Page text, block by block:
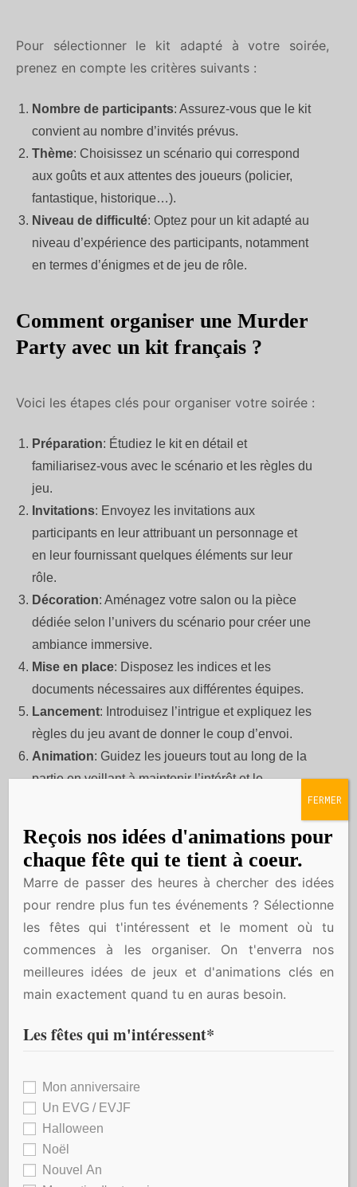
Pour sélectionner le kit adapté à votre soirée,
prenez en compte les critères suivants :
Nombre de participants: Assurez-vous que le kit
convient au nombre d’invités prévus.
Thème: Choisissez un scénario qui correspond
aux goûts et aux attentes des joueurs (policier,
fantastique, historique…).
Niveau de difficulté: Optez pour un kit adapté au
niveau d’expérience des participants, notamment
en termes d’énigmes et de jeu de rôle.
Comment organiser une Murder
Party avec un kit français ?
Voici les étapes clés pour organiser votre soirée :
Préparation: Étudiez le kit en détail et
familiarisez-vous avec le scénario et les règles du
jeu.
Invitations: Envoyez les invitations aux
participants en leur attribuant un personnage et
en leur fournissant quelques éléments sur leur
rôle.
Décoration: Aménagez votre salon ou la pièce
dédiée selon l’univers du scénario pour créer une
ambiance immersive.
Mise en place: Disposez les indices et les
documents nécessaires aux différentes équipes.
Lancement: Introduisez l’intrigue et expliquez les
règles du jeu avant de donner le coup d’envoi.
Animation: Guidez les joueurs tout au long de la
partie en veillant à maintenir l’intérêt et le
: Laissez les équipes présenter leurs
conclusions et révélez l’identité du coupable.
Conseils pour créer une ambiance
immersive
: Encouragez les participants à se
déguiser en fonction de leur personnage pour
renforcer l’immersion.
l’univers et faciliter les interactions entre les
joueurs.
Musique
l’ambiance du scénario (jazz, classique, rock…).
Reçois nos idées d'animations pour
chaque fête qui te tient à coeur.
Marre de passer des heures à chercher des idées
pour rendre plus fun tes événements ? Sélectionne
les fêtes qui t'intéressent et le moment où tu
commences à les organiser. On t'enverra nos
meilleures idées de jeux et d'animations clés en
main exactement quand tu en auras besoin.
Les fêtes qui m'intéressent*
Mon anniversaire
Un EVG / EVJF
Halloween
Noël
Nouvel An
FERMER